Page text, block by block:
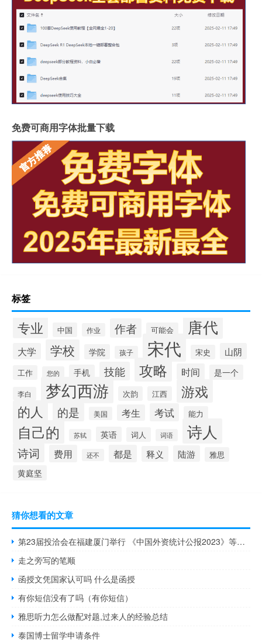
免费可商用字体批量下载
标签
专业 中国 作业 作者 可能会 唐代
大学 学校 学院 孩子 宋代 宋史 山阴
工作 您的 手机 技能 攻略 时间 是一个
李白 梦幻西游 次韵 江西 游戏
的人 的是 美国 考生 考试 能力
自己的 苏轼 英语 词人 词语 诗人
诗词 费用 还不 都是 释义 陆游 雅思
黄庭坚
猜你想看的文章
第23届投洽会在福建厦门举行 《中国外资统计公报2023》等权威报告发布
走之旁写的笔顺
函授文凭国家认可吗 什么是函授
有你短信没有了吗（有你短信）
雅思听力怎么做配对题,过来人的经验总结
泰国博士留学申请条件